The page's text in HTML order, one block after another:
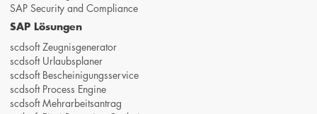
SAP Security and Compliance
SAP Lösungen
scdsoft Zeugnisgenerator
scdsoft Urlaubsplaner
scdsoft Bescheinigungsservice
scdsoft Process Engine
scdsoft Mehrarbeitsantrag